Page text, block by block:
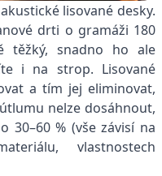
lisované desky.
drti o gramáži 180
těžký, snadno ho ale
i na strop. Lisované
a tím jej eliminovat,
nelze dosáhnout,
30–60 % (vše závisí na
vlastnostech